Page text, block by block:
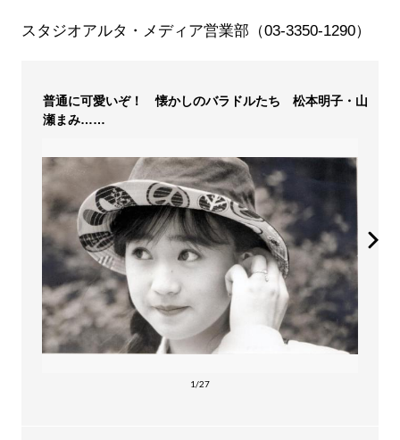
スタジオアルタ・メディア営業部（03-3350-1290）
普通に可愛いぞ！ 懐かしのバラドルたち 松本明子・山
瀬まみ……
1/27